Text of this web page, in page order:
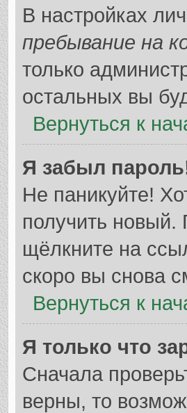
В настройках
пребывание на
только
остальных вы
Вернуться к
Я забыл
Не паникуйте!
получить
щёлкните на
скоро вы снова
Вернуться к
Я только что
Сначала
верны, то